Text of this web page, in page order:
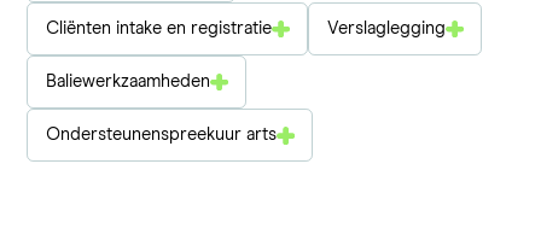
Cliënten intake en registratie Verslaglegging
Baliewerkzaamheden
Ondersteunenspreekuur arts